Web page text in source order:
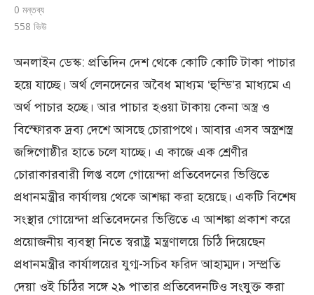
0 মন্তব্য
558 ভিউ
অনলাইন ডেস্ক: প্রতিদিন দেশ থেকে কোটি কোটি টাকা পাচার
হয়ে যাচ্ছে। অর্থ লেনদেনের অবৈধ মাধ্যম ‘হুন্ডি’র মাধ্যমে এ
অর্থ পাচার হচ্ছে। আর পাচার হওয়া টাকায় কেনা অস্ত্র ও
বিস্ফোরক দ্রব্য দেশে আসছে চোরাপথে। আবার এসব অস্ত্রশস্ত্র
জঙ্গিগোষ্ঠীর হাতে চলে যাচ্ছে। এ কাজে এক শ্রেণীর
চোরাকারবারী লিপ্ত বলে গোয়েন্দা প্রতিবেদনের ভিত্তিতে
প্রধানমন্ত্রীর কার্যালয় থেকে আশঙ্কা করা হয়েছে। একটি বিশেষ
সংস্থার গোয়েন্দা প্রতিবেদনের ভিত্তিতে এ আশঙ্কা প্রকাশ করে
প্রয়োজনীয় ব্যবস্থা নিতে স্বরাষ্ট্র মন্ত্রণালয়ে চিঠি দিয়েছেন
প্রধানমন্ত্রীর কার্যালয়ের যুগ্ম-সচিব ফরিদ আহাম্মদ। সম্প্রতি
দেয়া ওই চিঠির সঙ্গে ২৯ পাতার প্রতিবেদনটিও সংযুক্ত করা